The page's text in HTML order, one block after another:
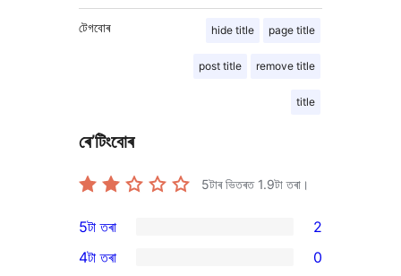
hide title page title
post title remove title
title
টেগবোৰ
ৰে’টিংবোৰ
5টাৰ ভিতৰত 1.9টা তৰা।
2
5-
5টা তৰা 2
4টা তৰা 0